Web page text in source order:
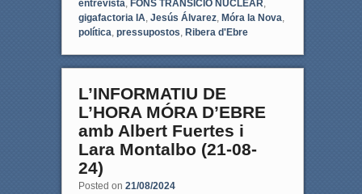
entrevista, FONS TRANSICIÓ NUCLEAR,
gigafactoria IA, Jesús Álvarez, Móra la Nova,
política, pressupostos, Ribera d'Ebre
L’INFORMATIU DE
L’HORA MÓRA D’EBRE
amb Albert Fuertes i
Lara Montalbo (21-08-
24)
Posted on 21/08/2024